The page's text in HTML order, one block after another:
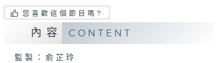
您喜歡這個節目嗎?
內容 CONTENT
監製：俞芷玲